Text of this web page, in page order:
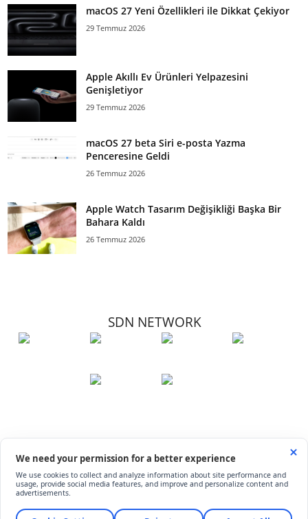
macOS 27 Yeni Özellikleri ile Dikkat Çekiyor
29 Temmuz 2026
Apple Akıllı Ev Ürünleri Yelpazesini
Genişletiyor
29 Temmuz 2026
macOS 27 beta Siri e-posta Yazma
Penceresine Geldi
26 Temmuz 2026
Apple Watch Tasarım Değişikliği Başka Bir
Bahara Kaldı
26 Temmuz 2026
SDN NETWORK